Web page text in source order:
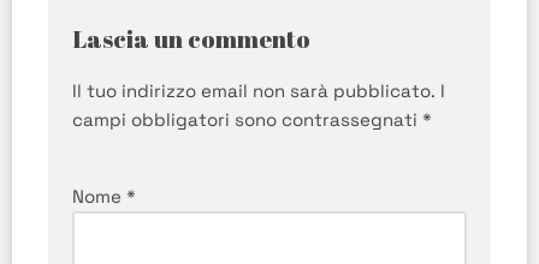
Lascia un commento
Il tuo indirizzo email non sarà pubblicato. I
campi obbligatori sono contrassegnati *
Nome *